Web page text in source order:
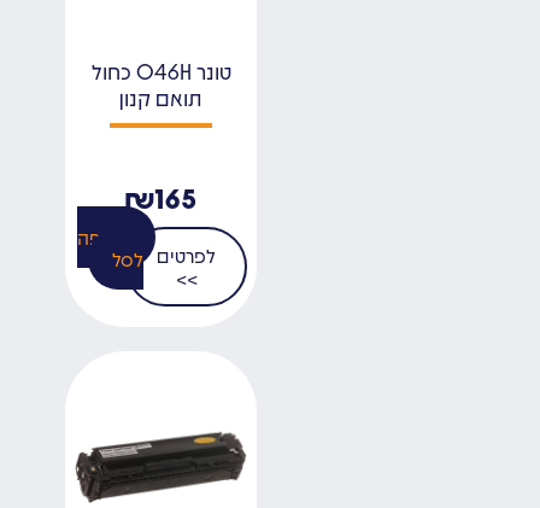
טונר 046H כחול
תואם קנון
₪165
לפרטים
>>
הוספה
לסל